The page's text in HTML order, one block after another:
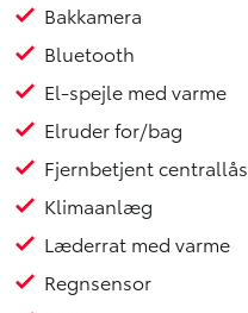
Bakkamera
Bluetooth
El-spejle med varme
Elruder for/bag
Fjernbetjent centrallås
Klimaanlæg
Læderrat med varme
Regnsensor